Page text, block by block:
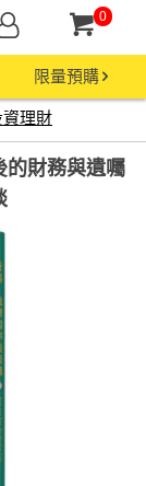
0
限量預購
資理財
的財務與遺囑